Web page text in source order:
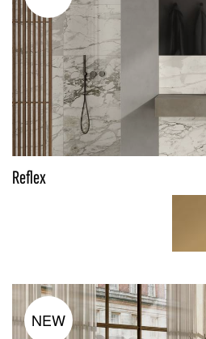
Reflex
NEW